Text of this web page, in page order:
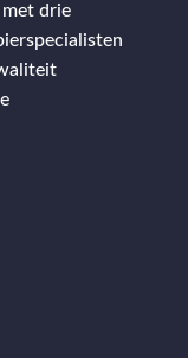
drie